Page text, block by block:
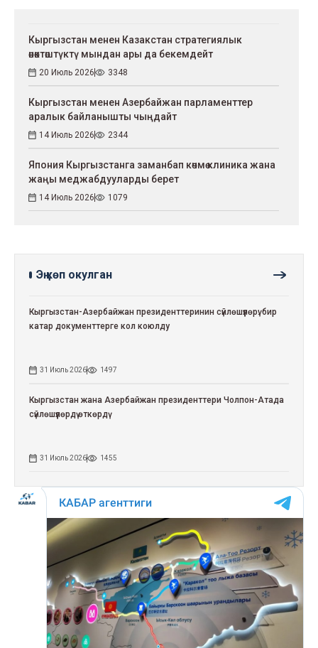
Кыргызстан менен Казакстан стратегиялык
өнөктөштүктү мындан ары да бекемдейт
20 Июль 2026 3348
Кыргызстан менен Азербайжан парламенттер
аралык байланышты чыңдайт
14 Июль 2026 2344
Япония Кыргызстанга заманбап көчмө клиника жана
жаңы меджабдууларды берет
14 Июль 2026 1079
Эң көп окулган
Кыргызстан-Азербайжан президенттеринин сүйлөшүүлөрү: бир
катар документтерге кол коюлду
31 Июль 2026 1497
Кыргызстан жана Азербайжан президенттери Чолпон-Атада
сүйлөшүүлөрдү өткөрдү
31 Июль 2026 1455